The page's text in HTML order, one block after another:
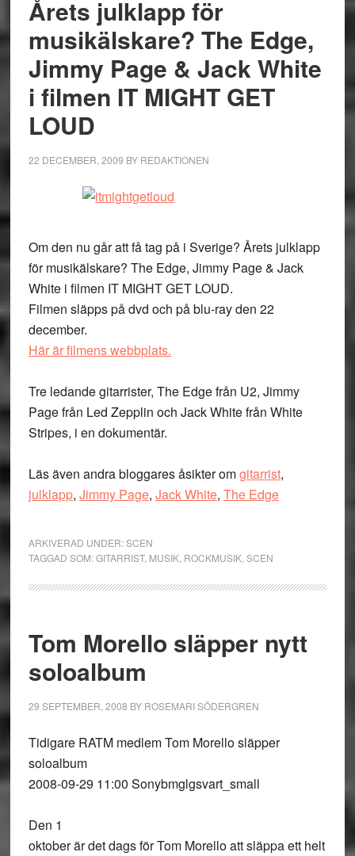
Årets julklapp för
musikälskare? The Edge,
Jimmy Page & Jack White
i filmen IT MIGHT GET
LOUD
22 DECEMBER, 2009 BY REDAKTIONEN
Om den nu går att få tag på i Sverige? Årets julklapp
för musikälskare? The Edge, Jimmy Page & Jack
White i filmen IT MIGHT GET LOUD.
Filmen släpps på dvd och på blu-ray den 22
december.
Här är filmens webbplats.
Tre ledande gitarrister, The Edge från U2, Jimmy
Page från Led Zepplin och Jack White från White
Stripes, i en dokumentär.
Läs även andra bloggares åsikter omgitarrist,
julklapp, Jimmy Page, Jack White, The Edge
ARKIVERAD UNDER:SCEN
TAGGAD SOM:GITARRIST, MUSIK, ROCKMUSIK, SCEN
Tom Morello släpper nytt
soloalbum
29 SEPTEMBER, 2008 BY ROSEMARI SÖDERGREN
Tidigare RATM medlem Tom Morello släpper
soloalbum
2008-09-29 11:00 Sonybmglgsvart_small
Den 1
oktober är det dags för Tom Morello att släppa ett helt